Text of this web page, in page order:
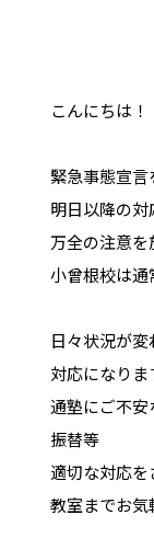
こんにちは
緊急事態宣言
明日以降の
万全の注意を
小曾根校は
日々状況が
対応になりま
通塾にご不
振替等
適切な対応
教室までお